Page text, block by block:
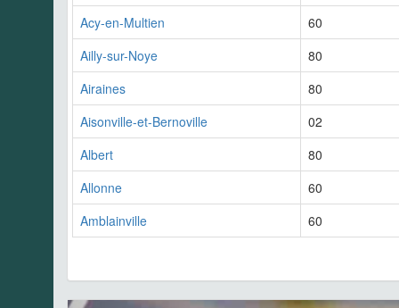
Acy-en-Multien
60
Ailly-sur-Noye
80
Airaines
80
Aisonville-et-Bernoville
02
Albert
80
Allonne
60
Amblainville
60